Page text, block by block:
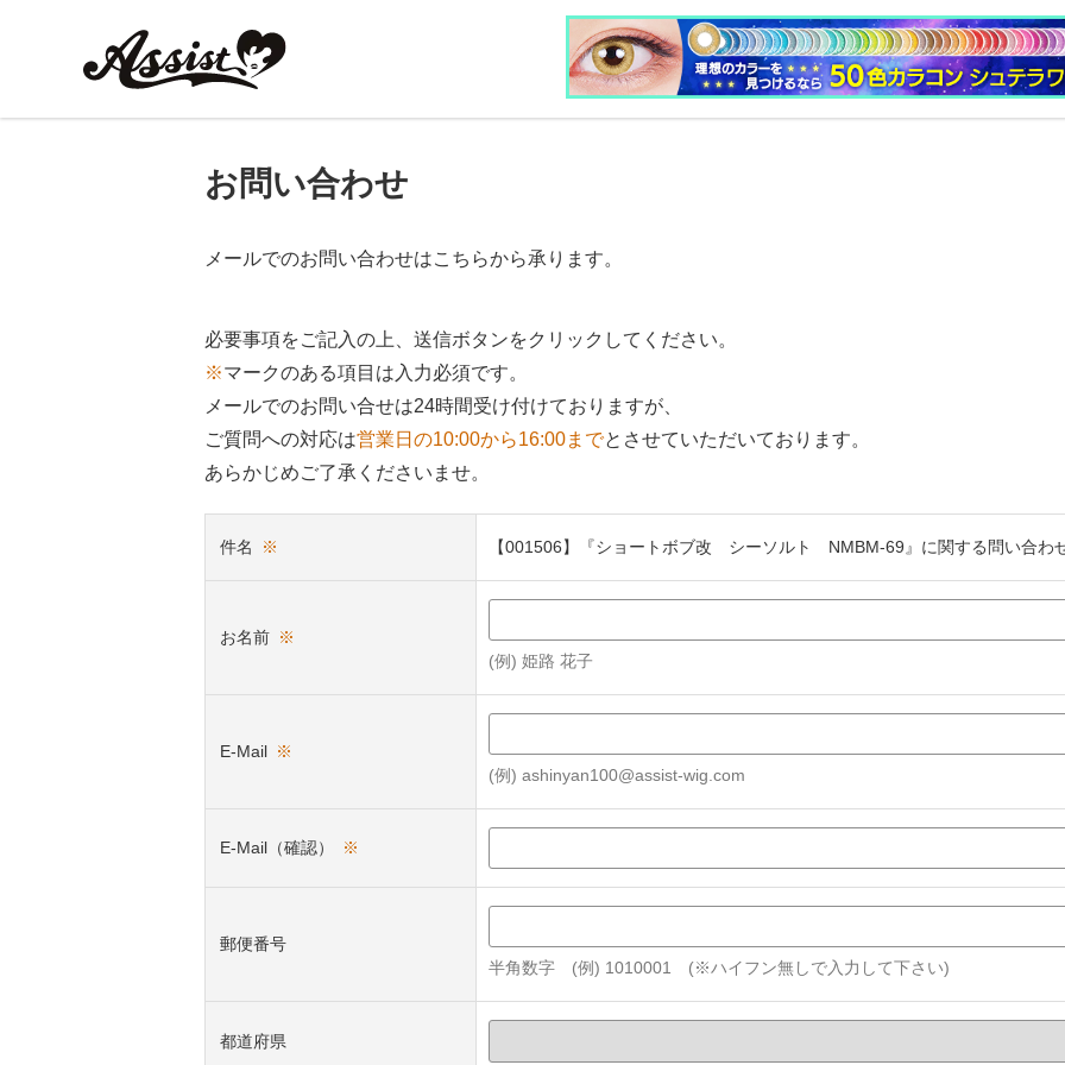
お問い合わせ
メールでのお問い合わせはこちらから承ります。
必要事項をご記入の上、送信ボタンをクリックしてください。
※マークのある項目は入力必須です。
メールでのお問い合せは24時間受け付けておりますが、
ご質問への対応は営業日の10:00から16:00までとさせていただいております。
あらかじめご了承くださいませ。
件名 ※ 【001506】『ショートボブ改 シーソルト NMBM-69』に関する問い合わ
お名前 ※
(例) 姫路 花子
E-Mail ※
(例) ashinyan100@assist-wig.com
E-Mail（確認） ※
郵便番号
半角数字 (例) 1010001 (※ハイフン無しで入力して下さい)
都道府県